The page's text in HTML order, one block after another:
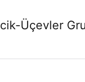
Üçevler